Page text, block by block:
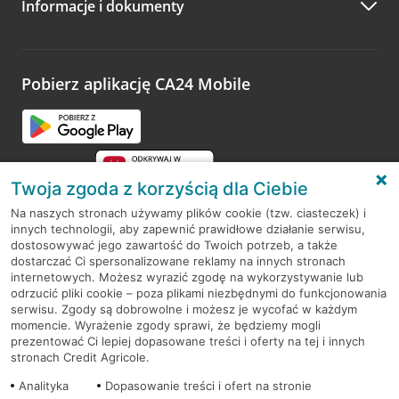
Zachęcamy do podzielenia się z nami opinią o wizycie.
opinie.
Informacje i dokumenty
Pobierz aplikację CA24 Mobile
RODO
Regulamin serwisu
Mapa serwisu
PolitykaCookies
Twoja zgoda z korzyścią dla Ciebie
Na naszych stronach używamy plików cookie (tzw. ciasteczek) i
innych technologii, aby zapewnić prawidłowe działanie serwisu,
dostosowywać jego zawartość do Twoich potrzeb, a także
dostarczać Ci spersonalizowane reklamy na innych stronach
internetowych. Możesz wyrazić zgodę na wykorzystywanie lub
odrzucić pliki cookie – poza plikami niezbędnymi do funkcjonowania
serwisu. Zgody są dobrowolne i możesz je wycofać w każdym
momencie. Wyrażenie zgody sprawi, że będziemy mogli
prezentować Ci lepiej dopasowane treści i oferty na tej i innych
stronach Credit Agricole.
Analityka
Dopasowanie treści i ofert na stronie